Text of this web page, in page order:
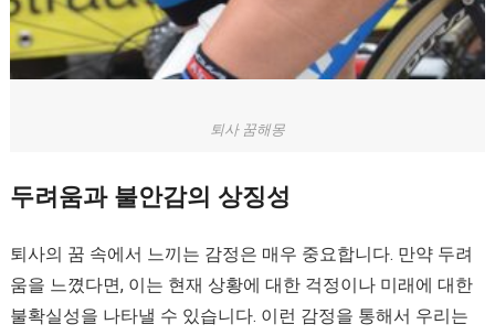
퇴사 꿈해몽
두려움과 불안감의 상징성
퇴사의 꿈 속에서 느끼는 감정은 매우 중요합니다. 만약 두려
움을 느꼈다면, 이는 현재 상황에 대한 걱정이나 미래에 대한
불확실성을 나타낼 수 있습니다. 이런 감정을 통해서 우리는